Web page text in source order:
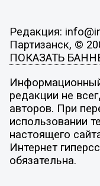
Редакция:
Партизанск, ©
ПОКАЗАТЬ
редакции не
авторов. При
использовании
настоящего
Интернет
обязательна.